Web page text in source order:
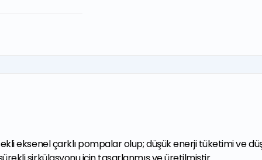
eksenel çarklı pompalar olup; düşük enerji tüketimi ve